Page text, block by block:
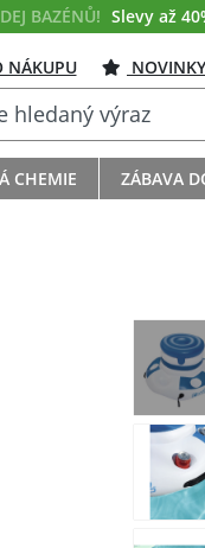
BAZÉNŮ! Slevy až
NÁKUPU NOVINKY
CHEMIE ZÁBAVA